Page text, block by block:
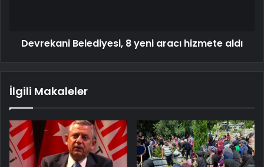
Devrekani Belediyesi, 8 yeni aracı hizmete aldı
İlgili Makaleler